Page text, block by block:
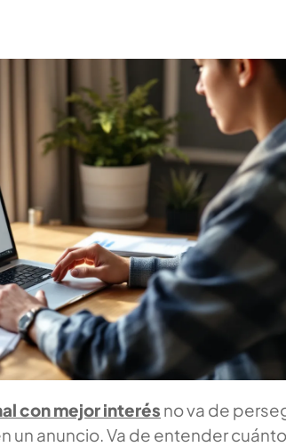
con mejor interés no va de
un anuncio. Va de entender